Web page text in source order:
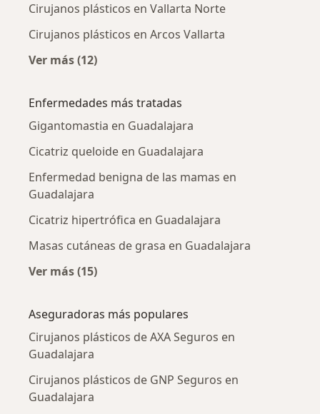
Cirujanos plásticos en Vallarta Norte
Cirujanos plásticos en Arcos Vallarta
Ver más (12)
Enfermedades más tratadas
Gigantomastia en Guadalajara
Cicatriz queloide en Guadalajara
Enfermedad benigna de las mamas en
Guadalajara
Cicatriz hipertrófica en Guadalajara
Masas cutáneas de grasa en Guadalajara
Ver más (15)
Aseguradoras más populares
Cirujanos plásticos de AXA Seguros en
Guadalajara
Cirujanos plásticos de GNP Seguros en
Guadalajara